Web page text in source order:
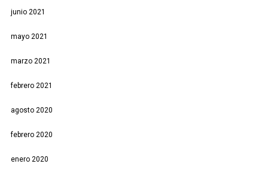
junio 2021
mayo 2021
marzo 2021
febrero 2021
agosto 2020
febrero 2020
enero 2020